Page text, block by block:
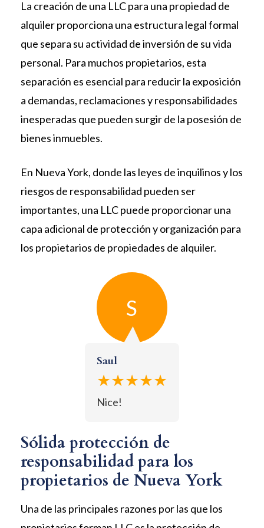
La creación de una LLC para una propiedad de
alquiler proporciona una estructura legal formal
que separa su actividad de inversión de su vida
personal. Para muchos propietarios, esta
separación es esencial para reducir la exposición
a demandas, reclamaciones y responsabilidades
inesperadas que pueden surgir de la posesión de
bienes inmuebles.
En Nueva York, donde las leyes de inquilinos y los
riesgos de responsabilidad pueden ser
importantes, una LLC puede proporcionar una
capa adicional de protección y organización para
los propietarios de propiedades de alquiler.
S
Saul
★★★★★
Nice!
Sólida protección de
responsabilidad para los
propietarios de Nueva York
Una de las principales razones por las que los